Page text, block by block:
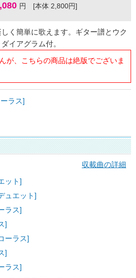
円 [本体 2,800円]
く簡単に歌えます。ギター譜とウク
イアグラム付。
が、こちらの商品は絶版でございま
ラス]
収載曲の詳細
ット]
ュエット]
ラス]
]
ーラス]
]
ラス]